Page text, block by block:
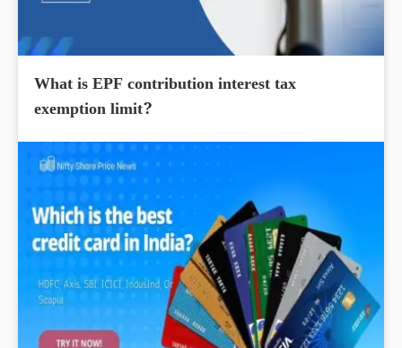
What is EPF contribution interest tax
exemption limit?